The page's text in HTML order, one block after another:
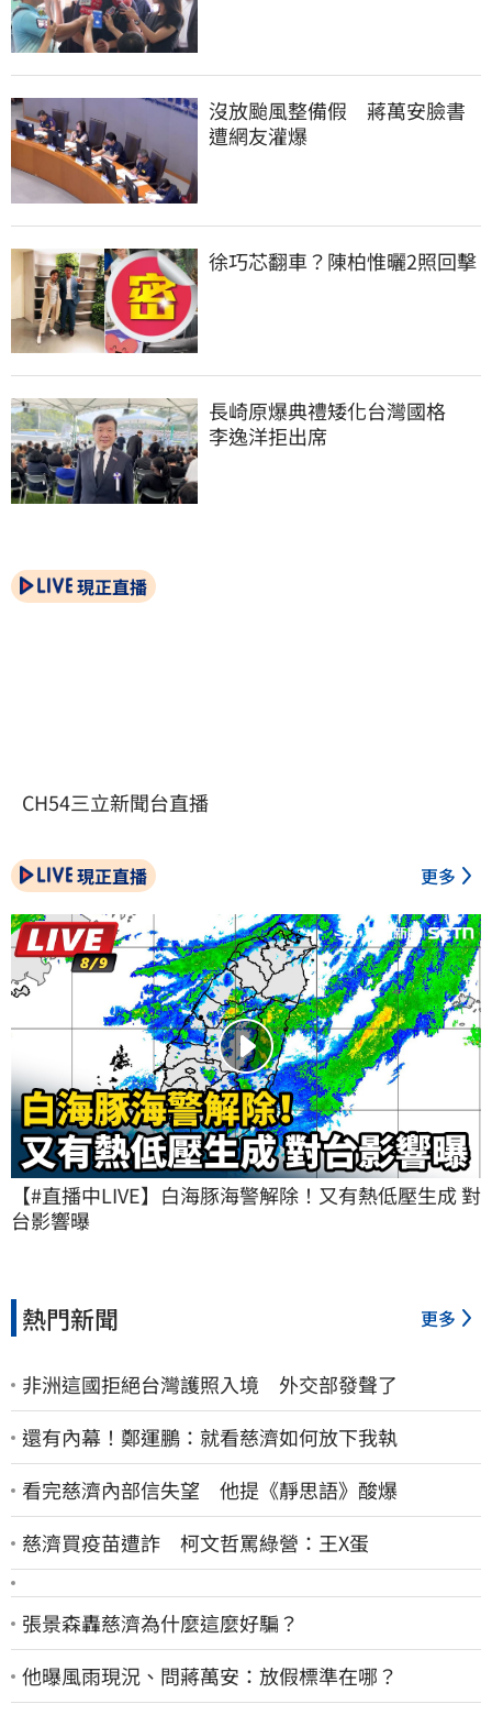
沒放颱風整備假　蔣萬安臉書
遭網友灌爆
徐巧芯翻車？陳柏惟曬2照回擊
長崎原爆典禮矮化台灣國格
李逸洋拒出席
現正直播
CH54三立新聞台直播
現正直播 更多
【#直播中LIVE】白海豚海警解除！又有熱低壓生成 對
台影響曝
熱門新聞 更多
非洲這國拒絕台灣護照入境 外交部發聲了
還有內幕！鄭運鵬：就看慈濟如何放下我執
看完慈濟內部信失望 他提《靜思語》酸爆
慈濟買疫苗遭詐 柯文哲罵綠營：王X蛋
張景森轟慈濟為什麼這麼好騙？
他曝風雨現況、問蔣萬安：放假標準在哪？